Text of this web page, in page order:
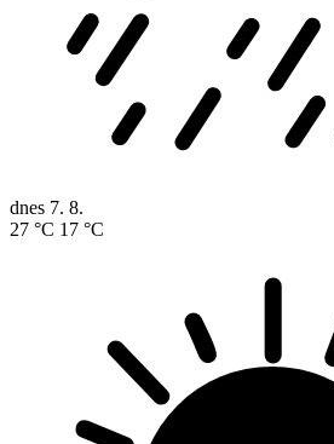
dnes 7. 8.
27 °C 17 °C